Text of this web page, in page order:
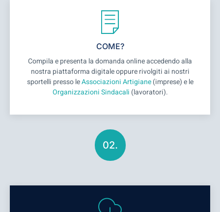
COME?
Compila e presenta la domanda online accedendo alla
nostra piattaforma digitale oppure rivolgiti ai nostri
sportelli presso leAssociazioni Artigiane(imprese) e le
Organizzazioni Sindacali (lavoratori).
02.